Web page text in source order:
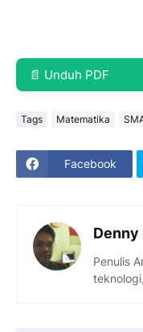
📄 Unduh PDF
Tags Matematika
Facebook
Denny
Penulis